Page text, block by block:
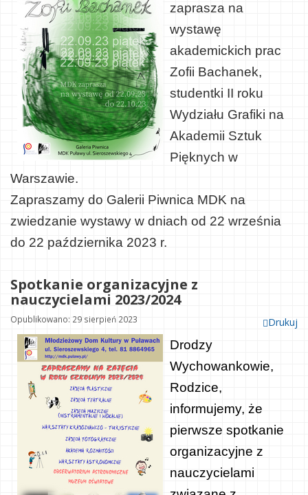
zaprasza na
wystawę
akademickich prac
Zofii Bachanek,
studentki II roku
Wydziału Grafiki na
Akademii Sztuk
Pięknych w
Warszawie.
Zapraszamy do Galerii Piwnica MDK na
zwiedzanie wystawy w dniach od 22 września
do 22 października 2023 r.
Spotkanie organizacyjne z
nauczycielami 2023/2024
Drukuj
Opublikowano: 29 sierpień 2023
Drodzy
Wychowankowie,
Rodzice,
informujemy, że
pierwsze spotkanie
organizacyjne z
nauczycielami